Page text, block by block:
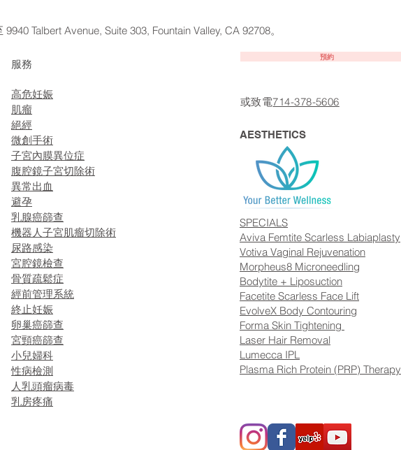
Talbert Avenue, Suite 303, Fountain Valley, CA 92708。
服務
高危妊娠
肌瘤
絕經
微創手術
子宮內膜異位症
腹腔鏡子宮切除術
異常出血
避孕
乳腺癌篩查
機器人子宮肌瘤切除術
尿路感染
宮腔鏡檢查
骨質疏鬆症
經前管理系統
終止妊娠
卵巢癌篩查
宮頸癌篩查
小兒婦科
性病檢測
人乳頭瘤病毒
乳房疼痛
預約
或致電714-378-5606
AESTHETICS
SPECIALS
Aviva Femtite Scarless Labiaplasty
Votiva Vaginal Rejuvenation
Morpheus8 Microneedling
Bodytite + Liposuction
Facetite Scarless Face Lift
EvolveX Body Contouring
Forma Skin Tightening
Laser Hair Removal
Lumecca IPL
Plasma Rich Protein (PRP) Therapy